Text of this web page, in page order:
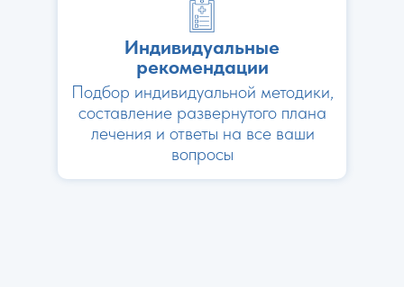
Индивидуальные
рекомендации
Подбор индивидуальной методики,
составление развернутого плана
лечения и ответы на все ваши
вопросы